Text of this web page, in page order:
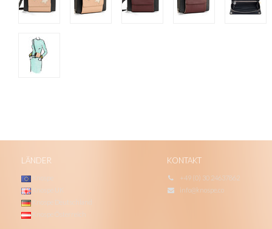
LÄNDER
Knospe
Knospe UK
Knospe Deutschland
Knospe Österreich
KONTAKT
+49 (0) 30 24637862
info@knospe.co